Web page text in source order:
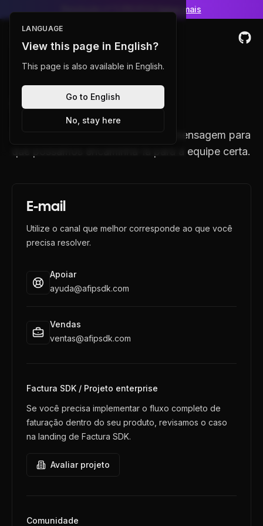
Saber mais
Toggle Menu
Contato
Envie-nos um email ou deixe sua mensagem para
que possamos encaminhá-la para a equipe certa.
E-mail
Utilize o canal que melhor corresponde ao que você
precisa resolver.
Apoiar
ayuda@afipsdk.com
Vendas
ventas@afipsdk.com
Factura SDK / Projeto enterprise
Se você precisa implementar o fluxo completo de
faturação dentro do seu produto, revisamos o caso
na landing de Factura SDK.
Avaliar projeto
Comunidade
LANGUAGE
View this page in English?
This page is also available in English.
No, stay here
Go to English